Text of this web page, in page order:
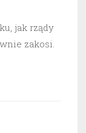
jak rządy
zakosi.